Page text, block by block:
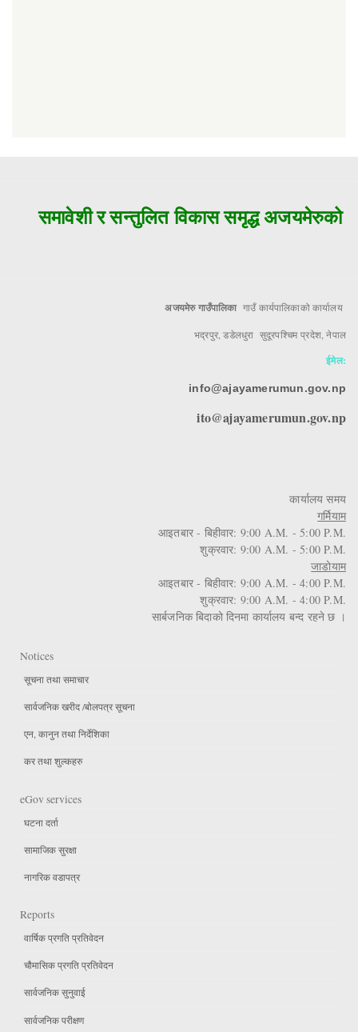
समावेशी र सन्तुलित विकास समृद्ध अजयमेरुको
अजयमेरु गाउँपालिका गाउँ कार्यपालिकाको कार्यालय
भद्रपुर, डडेलधुरा सुदूरपश्चिम प्रदेश, नेपाल
ईमेल:
info@ajayamerumun.gov.np
ito@ajayamerumun.gov.np
कार्यालय समय
गर्मियाम
आइतबार - बिहीवार: 9:00 A.M. - 5:00 P.M.
शुक्रवार: 9:00 A.M. - 5:00 P.M.
जाडोयाम
आइतबार - बिहीवार: 9:00 A.M. - 4:00 P.M.
शुक्रवार: 9:00 A.M. - 4:00 P.M.
सार्बजनिक बिदाको दिनमा कार्यालय बन्द रहने छ ।
Notices
सूचना तथा समाचार
सार्वजनिक खरीद /बोलपत्र सूचना
एन, कानुन तथा निर्देशिका
कर तथा शुल्कहरु
eGov services
घटना दर्ता
सामाजिक सुरक्षा
नागरिक वडापत्र
Reports
वार्षिक प्रगति प्रतिवेदन
चौमासिक प्रगति प्रतिवेदन
सार्वजनिक सुनुवाई
सार्वजनिक परीक्षण